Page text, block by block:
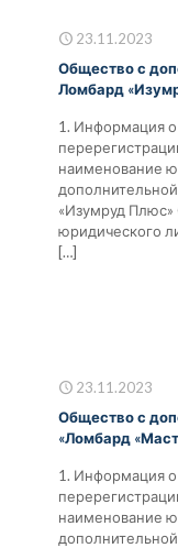
23.11.2023
Общество с
Ломбард
1. Информация о
наименование
«Изумруд
юридического
[…]
23.11.2023
Общество с
«Ломбард
1. Информация о
наименование